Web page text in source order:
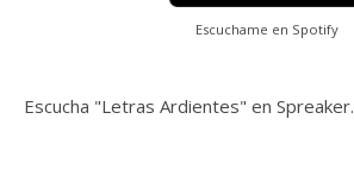
Escuchame en Spotify
Escucha "Letras Ardientes" en Spreaker.